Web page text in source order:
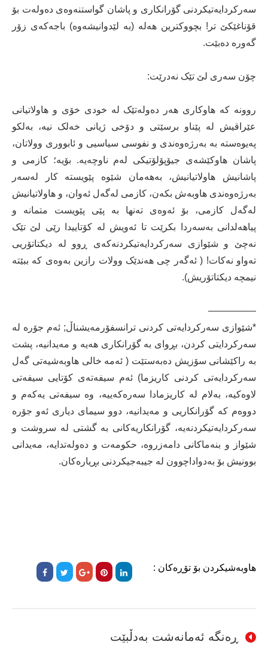
سەرکردایەتیکردنی گۆرانکاری و پاشان گواستنەوەی دەولەت بۆ
قۆناغێکێ تر! بچووکترین ھەلە (بە لێدوانیشەوە) باجەکەی زۆر
گەورە دەبێت.
چۆن سەری لێ تێک نەدرێت:
روونە کە ھاوکاری ھەر دەولەتێک لە خودی خۆی و ھاولاتیانی
عێراقیش لە پێناو برسێتی و دۆخی ژیانی خەلک نیە، بەلکو
پەیوەستە بە بەرژەوەندی و نفوسی سیاسیی و ئابووری وولاتان،
پاشان ھاوکێشەی جیۆپۆلۆتیکی لەم ناوچەیە. بۆیە؛ کازمی و
پاشانیش ھاولاتیانیش، بەھەمان شێوە پێویستە کار لەسەر
بەرژەوەندی ھاوبەش بکەن، کازمی لەگەل ئەوان، و ھاولاتیانیش
لەگەل کازمی، بۆ ئەوەی تەنھا بە پێی پێویست متمانە و
پیاھەلدانی بەسەردا بکرێت تا ئەویش لە کۆتاییدا رێی لێ تێک
نەچێ و شێوازی سەرکردایەتیکردنەکەی ڕوو لە دیکتاتۆریی
تەواو نەکات! ( ئەگەر چی ھەندێک وولات رازین بەوەی کە ببێتە
نیمچە دیکتاتۆریش).
—————
*شێوازی سەرکردایەتی کردنی ترانسفۆرمەیشناڵ; ئەم جۆرە لە
سەرکردایتی کردن، بڕوای بە گۆرانکاری ھەیە و مەیدانیە، پشت
بە راکێشانی سۆزیش دەبەستێت ( ئەمە خالی ھاوبەشیەتی گەل
سەرکردایەتی کردنی کاریزما) ئەم سیفەتەی کۆتایی سیفەتی
لاوەکیە، بەلام لە کاریزمادا سەرەکەییە، وە سیفەتی یەکەم و
دووەم کە گۆرانکاریی و مەیدانیە، دوو سیمای دیاری ئەو جۆرە
سەرکردایەتیکردنەیە، گۆرانکاریەکانی بە گشتی لە سروشت و
شێواز و بنەماکانی دامەزروە، حکومەت و دەولەتدایە، مەیدانی
بوونیش بۆ بەدواداچوون لە جیبەجیکردنی بڕیارەکان.
هاوبەشیکردن بۆ تۆڕەکان :
ڕەنگە ئەمانەشت بەدڵبێت